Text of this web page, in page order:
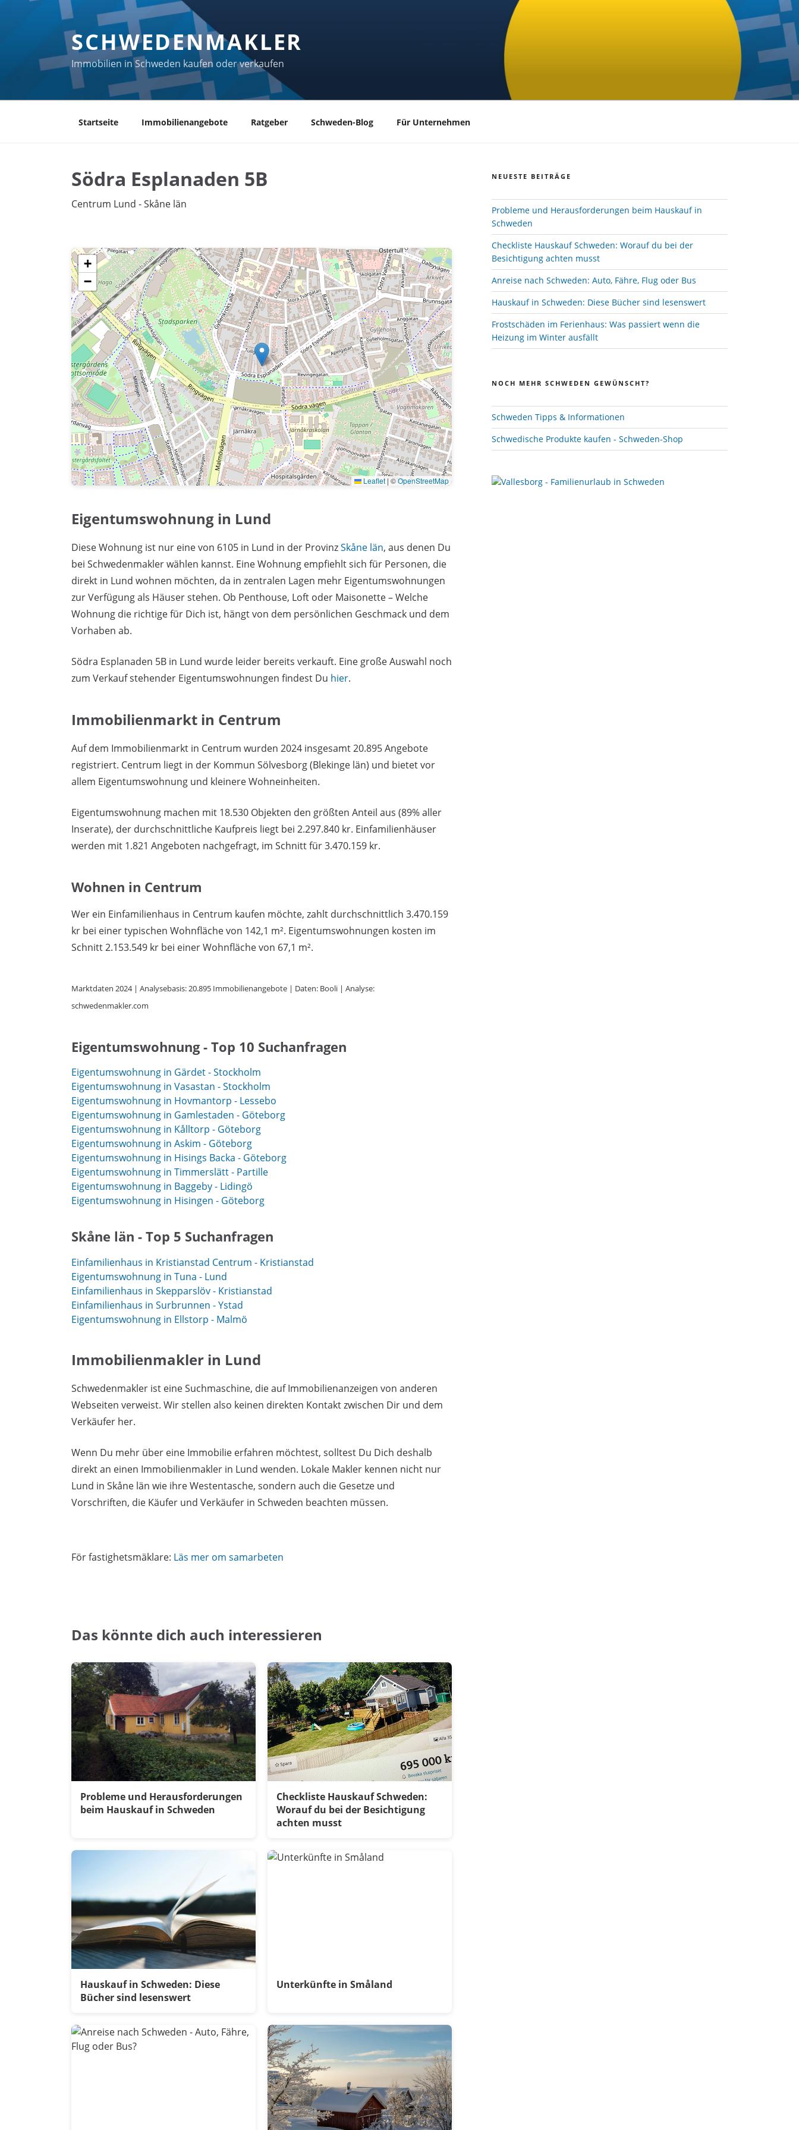
SCHWEDENMAKLER
Immobilien in Schweden kaufen oder verkaufen
Startseite Immobilienangebote Ratgeber Schweden-Blog Für Unternehmen
Södra Esplanaden 5B
Centrum Lund - Skåne län
+
−
Leaflet |©OpenStreetMap
Eigentumswohnung in Lund
Diese Wohnung ist nur eine von 6105 in Lund in der ProvinzSkåne län, aus denen Du
bei Schwedenmakler wählen kannst. Eine Wohnung empfiehlt sich für Personen, die
direkt in Lund wohnen möchten, da in zentralen Lagen mehr Eigentumswohnungen
zur Verfügung als Häuser stehen. Ob Penthouse, Loft oder Maisonette – Welche
Wohnung die richtige für Dich ist, hängt von dem persönlichen Geschmack und dem
Vorhaben ab.
Södra Esplanaden 5B in Lund wurde leider bereits verkauft. Eine große Auswahl noch
zum Verkauf stehender Eigentumswohnungen findest Du hier.
Immobilienmarkt in Centrum
Auf dem Immobilienmarkt in Centrum wurden 2024 insgesamt 20.895 Angebote
registriert. Centrum liegt in der Kommun Sölvesborg (Blekinge län) und bietet vor
allem Eigentumswohnung und kleinere Wohneinheiten.
Eigentumswohnung machen mit 18.530 Objekten den größten Anteil aus (89% aller
Inserate), der durchschnittliche Kaufpreis liegt bei 2.297.840 kr. Einfamilienhäuser
werden mit 1.821 Angeboten nachgefragt, im Schnitt für 3.470.159 kr.
Wohnen in Centrum
Wer ein Einfamilienhaus in Centrum kaufen möchte, zahlt durchschnittlich 3.470.159
kr bei einer typischen Wohnfläche von 142,1 m². Eigentumswohnungen kosten im
Schnitt 2.153.549 kr bei einer Wohnfläche von 67,1 m².
Marktdaten 2024 | Analysebasis: 20.895 Immobilienangebote | Daten: Booli | Analyse:
schwedenmakler.com
Eigentumswohnung - Top 10 Suchanfragen
Eigentumswohnung in Gärdet - Stockholm
Eigentumswohnung in Vasastan - Stockholm
Eigentumswohnung in Hovmantorp - Lessebo
Eigentumswohnung in Gamlestaden - Göteborg
Eigentumswohnung in Kålltorp - Göteborg
Eigentumswohnung in Askim - Göteborg
Eigentumswohnung in Hisings Backa - Göteborg
Eigentumswohnung in Timmerslätt - Partille
Eigentumswohnung in Baggeby - Lidingö
Eigentumswohnung in Hisingen - Göteborg
Skåne län - Top 5 Suchanfragen
Einfamilienhaus in Kristianstad Centrum - Kristianstad
Eigentumswohnung in Tuna - Lund
Einfamilienhaus in Skepparslöv - Kristianstad
Einfamilienhaus in Surbrunnen - Ystad
Eigentumswohnung in Ellstorp - Malmö
Immobilienmakler in Lund
Schwedenmakler ist eine Suchmaschine, die auf Immobilienanzeigen von anderen
Webseiten verweist. Wir stellen also keinen direkten Kontakt zwischen Dir und dem
Verkäufer her.
Wenn Du mehr über eine Immobilie erfahren möchtest, solltest Du Dich deshalb
direkt an einen Immobilienmakler in Lund wenden. Lokale Makler kennen nicht nur
Lund in Skåne län wie ihre Westentasche, sondern auch die Gesetze und
Vorschriften, die Käufer und Verkäufer in Schweden beachten müssen.
För fastighetsmäklare: Läs mer om samarbeten
Das könnte dich auch interessieren
Probleme und Herausforderungen
beim Hauskauf in Schweden
Checkliste Hauskauf Schweden:
Worauf du bei der Besichtigung
achten musst
Hauskauf in Schweden: Diese
Bücher sind lesenswert
Unterkünfte in Småland
NEUESTE BEITRÄGE
Probleme und Herausforderungen beim Hauskauf in
Schweden
Checkliste Hauskauf Schweden: Worauf du bei der
Besichtigung achten musst
Anreise nach Schweden: Auto, Fähre, Flug oder Bus
Hauskauf in Schweden: Diese Bücher sind lesenswert
Frostschäden im Ferienhaus: Was passiert wenn die
Heizung im Winter ausfällt
NOCH MEHR SCHWEDEN GEWÜNSCHT?
Schweden Tipps & Informationen
Schwedische Produkte kaufen - Schweden-Shop